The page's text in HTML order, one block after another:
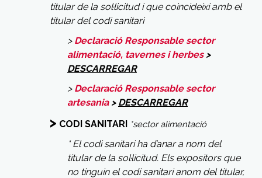
titular de la sol·licitud i que coincideixi amb el
titular del codi sanitari
> Declaració Responsable sector
alimentació, tavernes i herbes >
DESCARREGAR
> Declaració Responsable sector
artesania > DESCARREGAR
> CODI SANITARI *sector alimentació
* El codi sanitari ha d’anar a nom del
titular de la sol·licitud. Els expositors que
no tinguin el codi sanitari anom del titular,